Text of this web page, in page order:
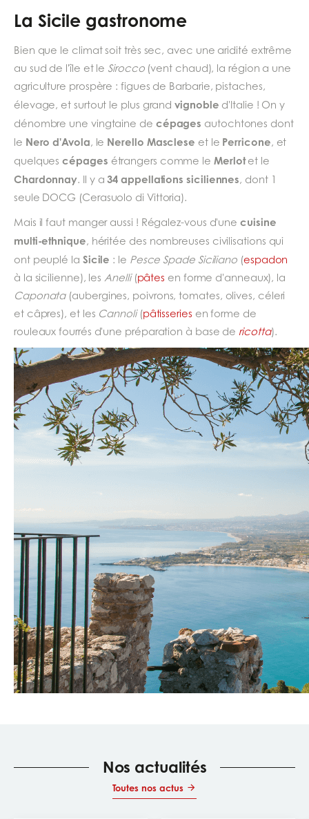
La Sicile gastronome
Bien que le climat soit très sec, avec une aridité extrême
au sud de l'île et le Sirocco(vent chaud), la région a une
agriculture prospère : figues de Barbarie, pistaches,
élevage, et surtout le plus grandvignoble d'Italie ! On y
dénombre une vingtaine de cépages autochtones dont
le Nero d'Avola, le Nerello Masclese et le Perricone, et
quelquescépages étrangers comme le Merlotet le
Chardonnay. Il y a34 appellations siciliennes, dont 1
seule DOCG (Cerasuolo di Vittoria).
Mais il faut manger aussi ! Régalez-vous d'unecuisine
multi-ethnique, héritée des nombreuses civilisations qui
ont peuplé la Sicile : le Pesce Spade Siciliano (espadon
à la sicilienne), lesAnelli(pâtes en forme d'anneaux), la
Caponata(aubergines, poivrons, tomates, olives, céleri
et câpres), et les Cannoli(pâtisseries en forme de
rouleaux fourrés d'une préparation à base dericotta).
Nos actualités
Toutes nos actus